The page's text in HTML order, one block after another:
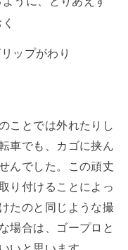
ップがわり
ことでは外れたりし
車でも、カゴに挟ん
んでした。この頑丈
り付けることによっ
たのと同じような撮
場合は、ゴープロと